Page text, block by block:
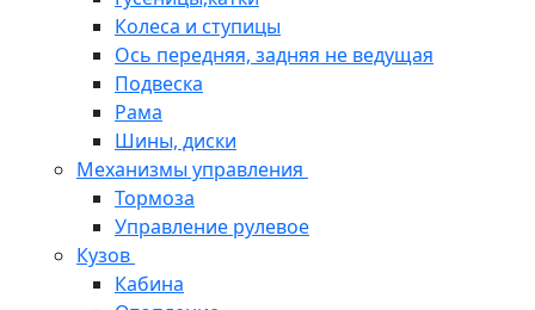
Колеса и ступицы
Ось передняя, задняя не ведущая
Подвеска
Рама
Шины, диски
Механизмы управления
Тормоза
Управление рулевое
Кузов
Кабина